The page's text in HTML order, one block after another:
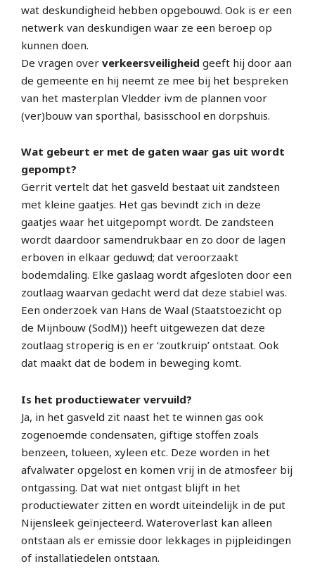
wat deskundigheid hebben opgebouwd. Ook is er een
netwerk van deskundigen waar ze een beroep op
kunnen doen.
De vragen over verkeersveiligheid geeft hij door aan
de gemeente en hij neemt ze mee bij het bespreken
van het masterplan Vledder ivm de plannen voor
(ver)bouw van sporthal, basisschool en dorpshuis.
Wat gebeurt er met de gaten waar gas uit wordt
gepompt?
Gerrit vertelt dat het gasveld bestaat uit zandsteen
met kleine gaatjes. Het gas bevindt zich in deze
gaatjes waar het uitgepompt wordt. De zandsteen
wordt daardoor samendrukbaar en zo door de lagen
erboven in elkaar geduwd; dat veroorzaakt
bodemdaling. Elke gaslaag wordt afgesloten door een
zoutlaag waarvan gedacht werd dat deze stabiel was.
Een onderzoek van Hans de Waal (Staatstoezicht op
de Mijnbouw (SodM)) heeft uitgewezen dat deze
zoutlaag stroperig is en er ‘zoutkruip’ ontstaat. Ook
dat maakt dat de bodem in beweging komt.
Is het productiewater vervuild?
Ja, in het gasveld zit naast het te winnen gas ook
zogenoemde condensaten, giftige stoffen zoals
benzeen, tolueen, xyleen etc. Deze worden in het
afvalwater opgelost en komen vrij in de atmosfeer bij
ontgassing. Dat wat niet ontgast blijft in het
productiewater zitten en wordt uiteindelijk in de put
Nijensleek geïnjecteerd. Wateroverlast kan alleen
ontstaan als er emissie door lekkages in pijpleidingen
of installatiedelen ontstaan.